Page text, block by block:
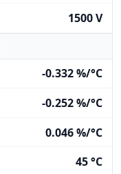
1500 V
-0.332 %/°C
-0.252 %/°C
0.046 %/°C
45 °C